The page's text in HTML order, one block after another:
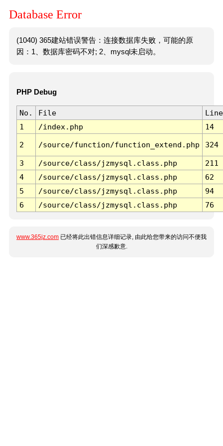
Database Error
(1040) 365建站错误警告：连接数据库失败，可能的原
因：1、数据库密码不对; 2、mysql未启动。
PHP Debug
No. File
Line
1
/index.php 14
2 /source/function/function_extend.php 324
3 /source/class/jzmysql.class.php
211
4
/source/class/jzmysql.class.php
62
5
/source/class/jzmysql.class.php
94
6
/source/class/jzmysql.class.php 76
www.365jz.com 已经将此出错信息详细记录, 由此给您带来的访问不便我
们深感歉意.